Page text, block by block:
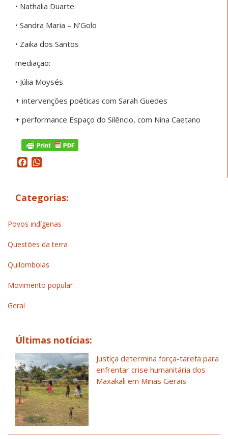
• Nathalia Duarte
• Sandra Maria – N’Golo
• Zaika dos Santos
mediação:
• Júlia Moysés
+ intervenções poéticas com Sarah Guedes
+ performance Espaço do Silêncio, com Nina Caetano
Facebook
Categorias:
Povos indígenas
Questões da terra
Quilombolas
Movimento popular
Geral
Últimas notícias:
Justiça determina força-tarefa para
enfrentar crise humanitária dos
Maxakali em Minas Gerais